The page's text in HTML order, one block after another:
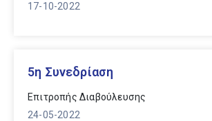
17-10-2022
5η Συνεδρίαση
Επιτροπής Διαβούλευσης
24-05-2022